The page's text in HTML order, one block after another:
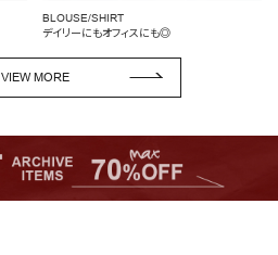
女性らしいシルエットを引き立てる
ペプラムトップス
VIEW MORE